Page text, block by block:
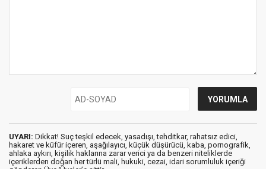
UYARI: Dikkat! Suç teşkil edecek, yasadışı, tehditkar, rahatsız edici,
hakaret ve küfür içeren, aşağılayıcı, küçük düşürücü, kaba, pornografik,
ahlaka aykırı, kişilik haklarına zarar verici ya da benzeri niteliklerde
içeriklerden doğan her türlü mali, hukuki, cezai, idari sorumluluk içeriği